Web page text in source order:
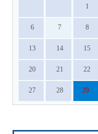
1
6 7 8
13 14 15
20 21 22
27 28 29